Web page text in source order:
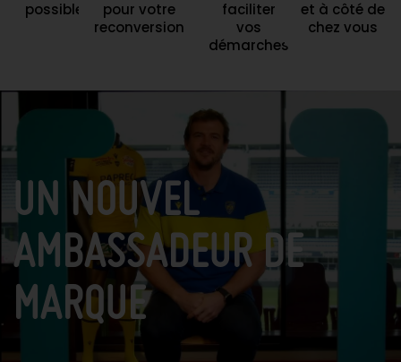
possible
pour votre
reconversion
faciliter
vos
démarches
et à côté de
chez vous
UN NOUVEL
AMBASSADEUR DE
MARQUE